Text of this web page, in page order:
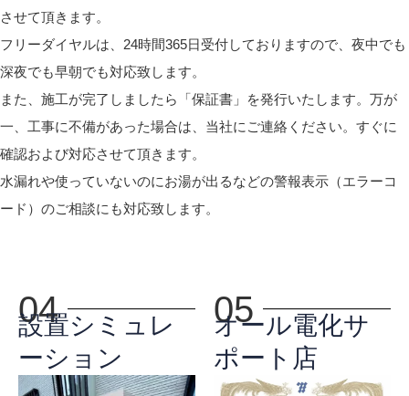
させて頂きます。
フリーダイヤルは、24時間365日受付しておりますので、夜中でも
深夜でも早朝でも対応致します。
また、施工が完了しましたら「保証書」を発行いたします。万が
一、工事に不備があった場合は、当社にご連絡ください。すぐに
確認および対応させて頂きます。
水漏れや使っていないのにお湯が出るなどの警報表示（エラーコ
ード）のご相談にも対応致します。
04
設置シミュレ
ーション
05
オール電化サ
ポート店